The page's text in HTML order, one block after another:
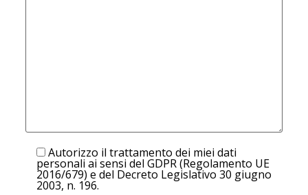
Autorizzo il trattamento dei miei dati
personali ai sensi del GDPR (Regolamento UE
2016/679) e del Decreto Legislativo 30 giugno
2003, n. 196.